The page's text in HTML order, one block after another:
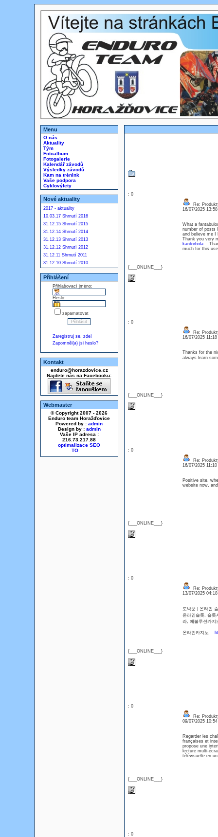
Menu
O nás
Aktuality
Tým
Fotoalbum
Fotogalerie
Kalendář závodů
Výsledky závodů
Kam na trénink
Vaše podpora
Cyklovýlety
Nové aktuality
2017 - aktuality
10.03.17 Shrnutí 2016
31.12.15 Shrnutí 2015
31.12.14 Shrnutí 2014
31.12.13 Shrnutí 2013
31.12.12 Shrnutí 2012
31.12.11 Shrnutí 2011
31.12.10 Shrnutí 2010
Přihlášení
Přihlašovací jméno:
Heslo:
zapamatovat
Zaregistruj se, zde!
Zapomněl(a) jsi heslo?
Kontakt
enduro@horazdovice.cz
Najdete nás na Facebooku:
Webmaster
© Copyright 2007 - 2026
Enduro team Horažďovice
Powered by : admin
Design by : admin
Vaše IP adresa :
216.73.217.88
optimalizace SEO
: 0
{___ONLINE___}
Re:
16/07/2025
What a
number of
and believe me I
Thank you very
kantorbolaThank
much for this
: 0
{___ONLINE___}
Re:
16/07/2025
Thanks for the
always learn
: 0
{___ONLINE___}
Re:
16/07/2025
Positive site,
website now,
: 0
{___ONLINE___}
Re:
13/07/2025
도박꾼 | 온라인
온라인슬롯, 슬롯
라, 에볼루션카
온라인카지노
: 0
{___ONLINE___}
Re:
09/07/2025
Regarder les
françaises et
propose une
lecture multi-
télévisuelle en
: 0